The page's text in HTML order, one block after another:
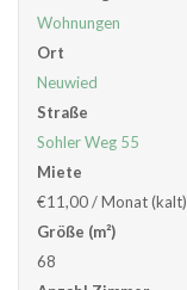
Wohnungen
Ort
Neuwied
Straße
Sohler Weg 55
Miete
€11,00/ Monat (kalt)
Größe (m²)
68